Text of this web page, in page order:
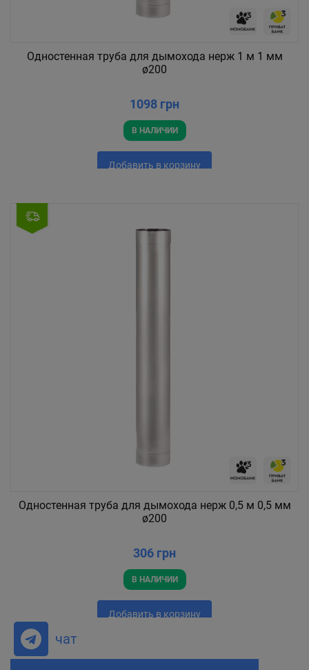
чат
Одностенная труба для дымохода нерж 1 м 1 мм
ø200
1098 грн
В НАЛИЧИИ
Добавить в корзину
Одностенная труба для дымохода нерж 0,5 м 0,5 мм
ø200
306 грн
В НАЛИЧИИ
Добавить в корзину